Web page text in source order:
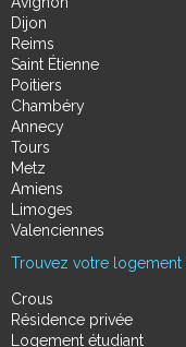
Dijon
Reims
Saint Étienne
Poitiers
Chambéry
Annecy
Tours
Metz
Amiens
Limoges
Valenciennes
Trouvez votre
Crous
Résidence privée
Logement étudiant